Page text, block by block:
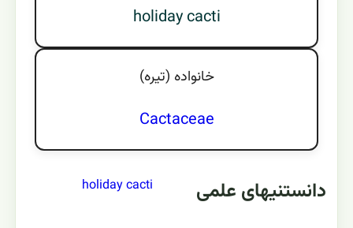
holiday cacti
خانواده (تيره)
Cactaceae
holiday cacti دانستنیهای علمی